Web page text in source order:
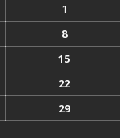
1
8
15
22
29